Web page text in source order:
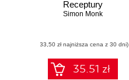
Receptury
Simon Monk
(33,50 zł najniższa cena z 30 dni)
35.51 zł